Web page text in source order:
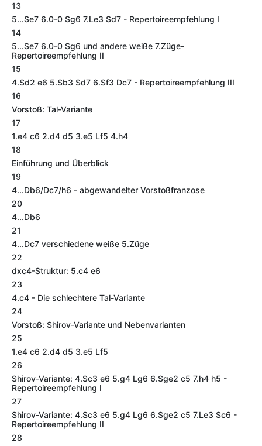
13
5...Se7 6.0-0 Sg6 7.Le3 Sd7 - Repertoireempfehlung I
14
5...Se7 6.0-0 Sg6 und andere weiße 7.Züge-
Repertoireempfehlung II
15
4.Sd2 e6 5.Sb3 Sd7 6.Sf3 Dc7 - Repertoireempfehlung III
16
Vorstoß: Tal-Variante
17
1.e4 c6 2.d4 d5 3.e5 Lf5 4.h4
18
Einführung und Überblick
19
4...Db6/Dc7/h6 - abgewandelter Vorstoßfranzose
20
4...Db6
21
4...Dc7 verschiedene weiße 5.Züge
22
dxc4-Struktur: 5.c4 e6
23
4.c4 - Die schlechtere Tal-Variante
24
Vorstoß: Shirov-Variante und Nebenvarianten
25
1.e4 c6 2.d4 d5 3.e5 Lf5
26
Shirov-Variante: 4.Sc3 e6 5.g4 Lg6 6.Sge2 c5 7.h4 h5 -
Repertoireempfehlung I
27
Shirov-Variante: 4.Sc3 e6 5.g4 Lg6 6.Sge2 c5 7.Le3 Sc6 -
Repertoireempfehlung II
28